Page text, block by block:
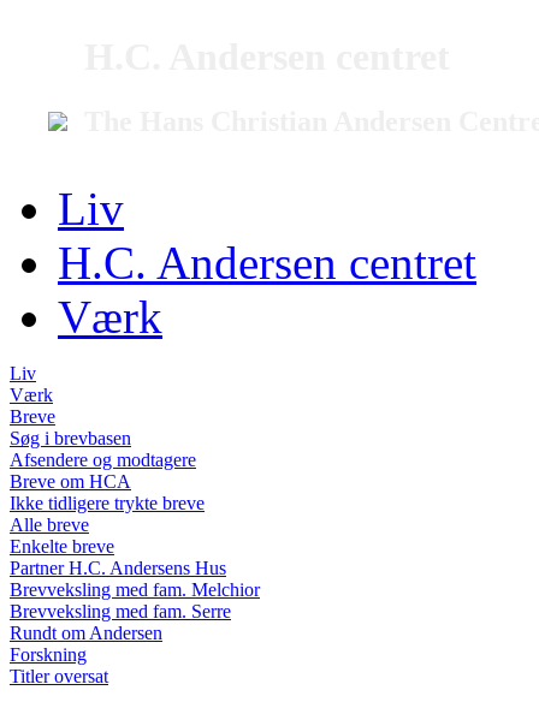
Liv
H.C. Andersen centret
Værk
Liv
Værk
Breve
Søg i brevbasen
Afsendere og modtagere
Breve om HCA
Ikke tidligere trykte breve
Alle breve
Enkelte breve
Partner H.C. Andersens Hus
Brevveksling med fam. Melchior
Brevveksling med fam. Serre
Rundt om Andersen
Forskning
Titler oversat